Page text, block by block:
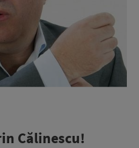
Călinescu!